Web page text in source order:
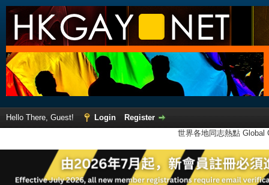
Hello There, Guest! Login
Register
世界各地同志熱點